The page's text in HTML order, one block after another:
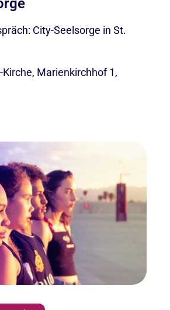
City-Seelsorge in St.
Marienkirchhof 1,